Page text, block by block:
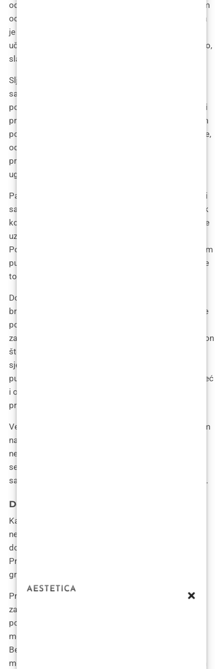
odlučila sam se za apartman u centru grada, s dobrim
ocjenama i preporukama. Rezervacija apartmana bila
je jednostavna, a komunikacija s domaćinom brza i
učinkovita. Osjećala sam se kao da polako, ali sigurno,
slažem sve dijelove slagalice.
Sljedeća točka na mom popisu bila je priprema za
samu operaciju. Čitala sam upute koje mi je klinika
poslala, pažljivo bilježeći sve što trebam znati i učiniti
prije dolaska. Napravila sam popis stvari koje trebam
ponijeti sa sobom, uključujući medicinske dokumente,
odjeću prikladnu za period oporavka i osobne
predmete koji će mi učiniti boravak u Beogradu što
ugodnijim.
Pakiranje je bilo poput meditacije. Svaki predmet koji
sam stavljala u kofer bio je fizički podsjetnik na korak
koji sam se spremala napraviti. Osjećala sam kako se
uzbuđenje i strah miješaju s osjećajem ponosa.
Ponosna sam na sebe što sam se usudila krenuti ovim
putem, što sam odlučila napraviti promjenu koja mi je
toliko značila.
Dok sam mentalno prolazila kroz svoja očekivanja i
brige, nisam mogla zanemariti osjećaj nervoze koji se
polako uvlačio. Kako će operacija proći? Hoću li biti
zadovoljna rezultatima? Kako će me ljudi gledati nakon
što se vratim? Ali svaki put kada bi me obuzeo strah,
sjetila bih se razloga zbog kojeg sam krenula na ovo
putovanje. Nije se radilo samo o vanjskoj promjeni, već
i o unutarnjoj transformaciji, o osnaživanju i
preuzimanju kontrole nad vlastitim životom.
Večer prije puta, dok sam zatvarala kofer, zastala sam
na trenutak i duboko udahnula. Ovo je bio početak
nečeg novog, korak u nepoznato, ali i korak prema
sebi. S osmijehom na licu i koferom punim nade, bila
sam spremna suočiti se s avanturom koja me čekala.
Dolazak u Beograd
Kad sam kročila na tlo Beograda, osjećaj je bio
neopisiv. Bio je to miks uzbuđenja zbog novih
doživljaja i blage nervoze zbog onoga što me čeka.
Prvi udah beogradskog zraka bio je pun očekivanja;
grad je pulsirao životom, čak i u rano jutro.
Pronalazak smještaja bio je neobično jednostavan,
zahvaljujući preciznim uputama mog domaćina. Prvi
pogledi kroz prozor mog apartmana otkrili su mi
mozaik krovova, širokih bulevara i zelenih parkova.
Beograd je djelovao kao grad koji spaja stoljeća, s
modernim zgradama koje se uzdižu iznad tihovječnih